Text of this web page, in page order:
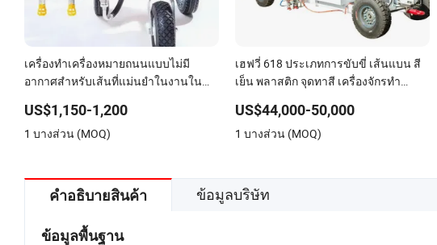
เครื่องทำเครื่องหมายถนนแบบไม่มี
อากาศสำหรับเส้นที่แม่นยำในงานใน
US$1,150-1,200
1 บางส่วน (MOQ)
เฮฟวี่ 618 ประเภทการขับขี่ เส้นแบน สี
เย็น พลาสติก จุดทาสี เครื่องจักรทำ
US$44,000-50,000
1 บางส่วน (MOQ)
คำอธิบายสินค้า ข้อมูลบริษัท
ข้อมูลพื้นฐาน